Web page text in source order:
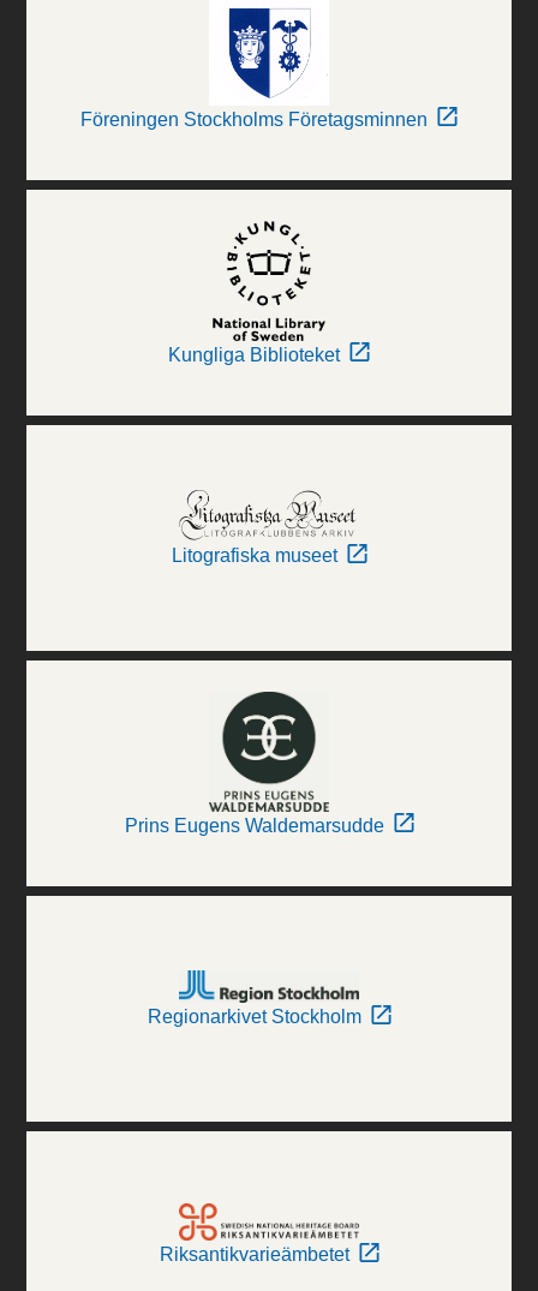
Föreningen Stockholms Företagsminnen
Kungliga Biblioteket
Litografiska museet
Prins Eugens Waldemarsudde
Regionarkivet Stockholm
Riksantikvarieämbetet